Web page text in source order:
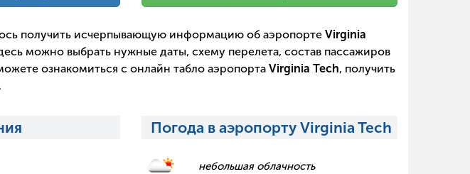
получить исчерпывающую информацию об аэропорте Virginia
можно выбрать нужные даты, схему перелета, состав пассажиров
ознакомиться с онлайн табло аэропорта Virginia Tech, получить
Погода в аэропорту Virginia Tech
небольшая облачность